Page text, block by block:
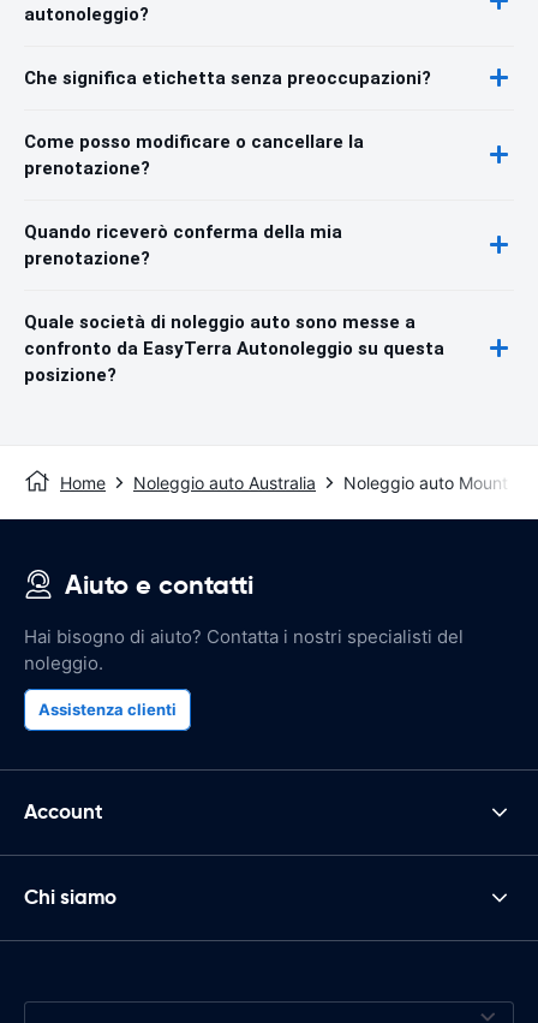
autonoleggio?
Che significa etichetta senza preoccupazioni?
Come posso modificare o cancellare la
prenotazione?
Quando riceverò conferma della mia
prenotazione?
Quale società di noleggio auto sono messe a
confronto da EasyTerra Autonoleggio su questa
posizione?
Home Noleggio auto Australia Noleggio auto Mount
Aiuto e contatti
Hai bisogno di aiuto? Contatta i nostri specialisti del
noleggio.
Assistenza clienti
Account
Chi siamo